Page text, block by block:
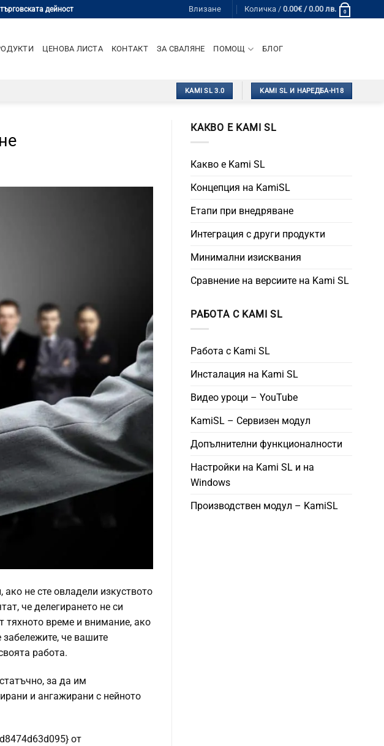
дейност Влизане Количка / 0.00€/ 0.00 лв. 0
ЦЕНОВА ЛИСТА КОНТАКТ ЗА СВАЛЯНЕ ПОМОЩ БЛОГ
KAMI SL 3.0 KAMI SL И НАРЕДБА-Н18
не сте овладели изкуството
че делегирането не си
тяхното време и внимание, ако
че вашите
работа.
за да им
и ангажирани с нейното
от
КАКВО Е KAMI SL
Какво е Kami SL
Концепция на KamiSL
Етапи при внедряване
Интеграция с други продукти
Минимални изисквания
Сравнение на версиите на Kami SL
РАБОТА С KAMI SL
Работа с Kami SL
Инсталация на Kami SL
Видео уроци – YouTube
KamiSL – Сервизен модул
Допълнителни функционалности
Настройки на Kami SL и на
Windows
Производствен модул – KamiSL